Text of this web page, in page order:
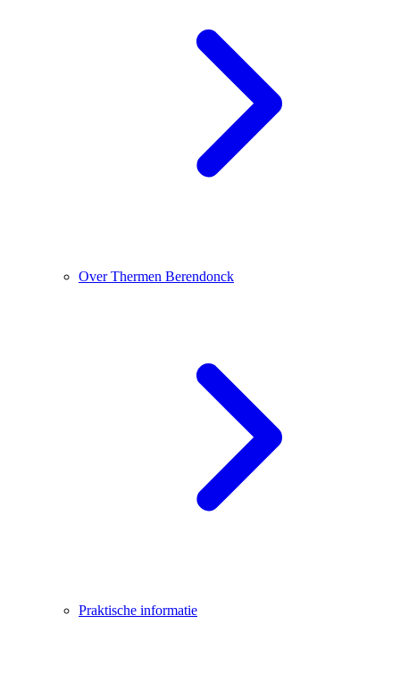
Over Thermen Berendonck
Praktische informatie